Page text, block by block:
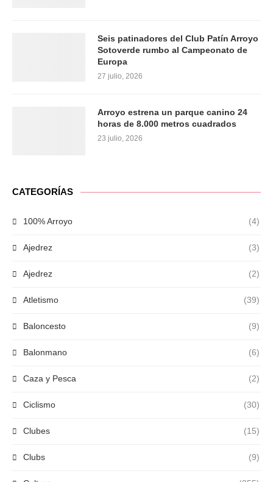
Seis patinadores del Club Patín Arroyo
Sotoverde rumbo al Campeonato de
Europa
27 julio, 2026
Arroyo estrena un parque canino 24
horas de 8.000 metros cuadrados
23 julio, 2026
CATEGORÍAS
100% Arroyo (4)
Ajedrez (3)
Ajedrez (2)
Atletismo (39)
Baloncesto (9)
Balonmano (6)
Caza y Pesca (2)
Ciclismo (30)
Clubes (15)
Clubs (9)